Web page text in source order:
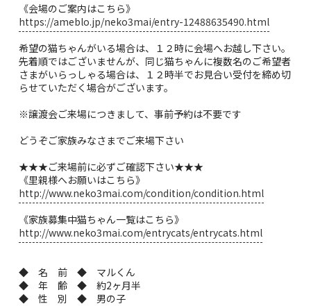
《会場のご案内はこちら》
https://ameblo.jp/neko3mai/entry-12488635490.html
希望の猫ちゃんがいる場合は、１２時に会場へお越し下さい。
先着順ではございませんが、同じ猫ちゃんに複数名のご希望者
さまがいらっしゃる場合は、１２時半でお見合い受付を締め切
らせていただく場合がございます。
※譲渡会ご来場につきまして、事前予約は不要です
どうぞご家族みなさまでご来場下さい
★★★ご来場前に必ずご確認下さい★★★
《里親様へお願いはこちら》
http://www.neko3mai.com/condition/condition.html
《家族募集中猫ちゃん一覧はこちら》
http://www.neko3mai.com/entrycats/entrycats.html
◆ 名 前 ◆ マルくん
◆ 年 齢 ◆ 約2ヶ月半
◆ 性 別 ◆ 男の子